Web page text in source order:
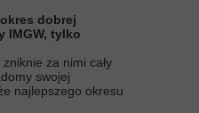
dobrej
IMGW, tylko
za nimi cały
swojej
najlepszego okresu